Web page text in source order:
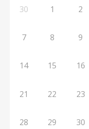
30 1 2
7 8 9
14 15 16
21 22 23
28 29 30